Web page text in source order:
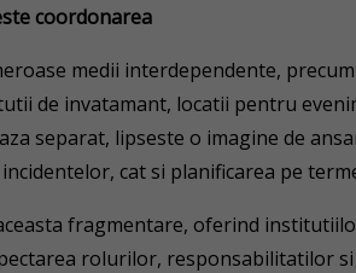
coordonarea
medii interdependente,
de invatamant, locatii pentru
separat, lipseste o imagine de
cat si planificarea pe
fragmentare, oferind
rolurilor, responsabilitatilor